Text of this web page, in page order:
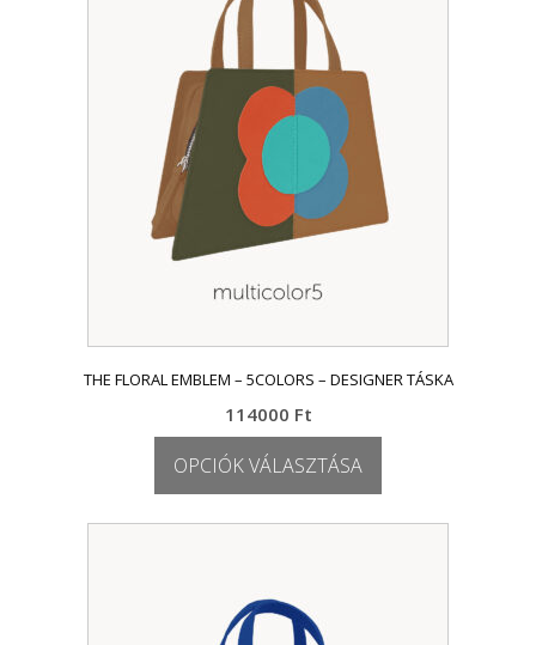
THE FLORAL EMBLEM – 5COLORS – DESIGNER TÁSKA
114000 Ft
OPCIÓK VÁLASZTÁSA
a
variációja
van.